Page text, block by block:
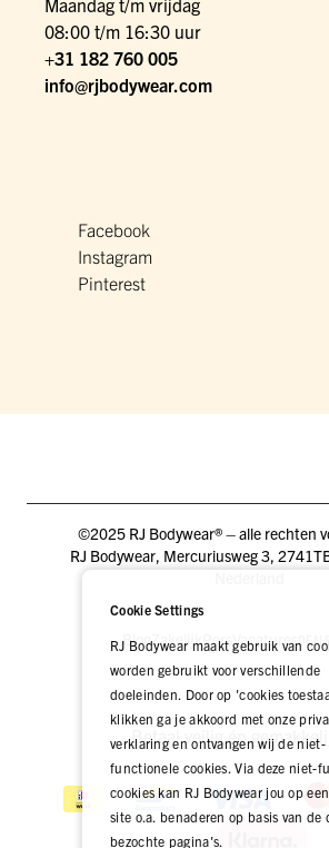
Maandag t/m vrijdag
08:00 t/m 16:30 uur
+31 182 760 005
info@rjbodywear.com
Facebook
Instagram
Pinterest
©2025 RJ Bodywear® – alle rechten
RJ Bodywear, Mercuriusweg 3,
BlogZakelijkPers Vacatures
Betaal veilig én
Cookie Settings
RJ Bodywear maakt gebruik van
worden gebruikt voor verschillende
doeleinden. Door op 'cookies
klikken ga je akkoord met onze
verklaring en ontvangen wij de niet-
functionele cookies. Via deze niet-
cookies kan RJ Bodywear jou op
site o.a. benaderen op basis van de
bezochte pagina's.